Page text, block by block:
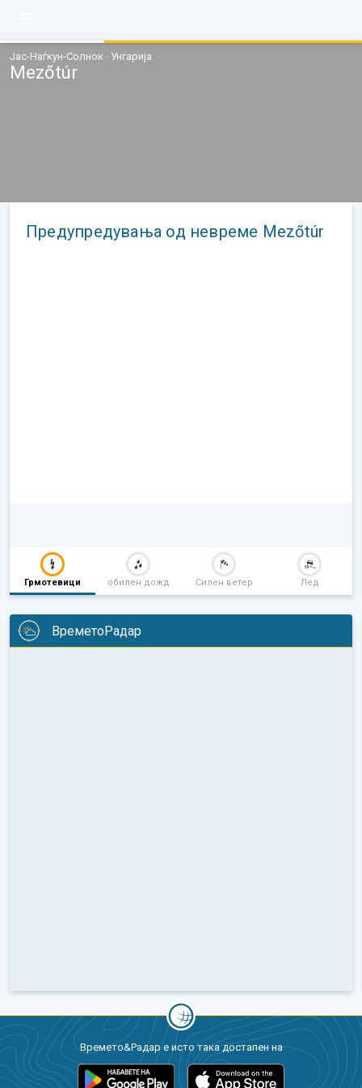
Јас-Наѓкун-Солнок · Унгарија
Mezőtúr
Предупредувања од невреме Mezőtúr
Грмотевици обилен дожд Силен ветер Лед
ВреметоРадар
Времето&Радар е исто така достапен на